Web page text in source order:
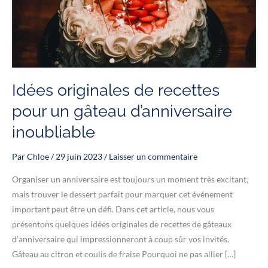
Idées originales de recettes
pour un gâteau d’anniversaire
inoubliable
ParChloe/29 juin 2023/Laisser un commentaire
Organiser un anniversaire est toujours un moment très excitant,
mais trouver le dessert parfait pour marquer cet événement
important peut être un défi. Dans cet article, nous vous
présentons quelques idées originales de recettes de gâteaux
d’anniversaire qui impressionneront à coup sûr vos invités.
Gâteau au citron et coulis de fraise Pourquoi ne pas allier […]